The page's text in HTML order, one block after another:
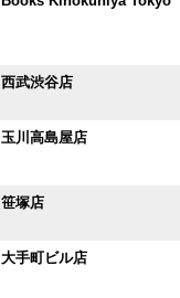
西武渋谷店
玉川高島屋店
笹塚店
大手町ビル店